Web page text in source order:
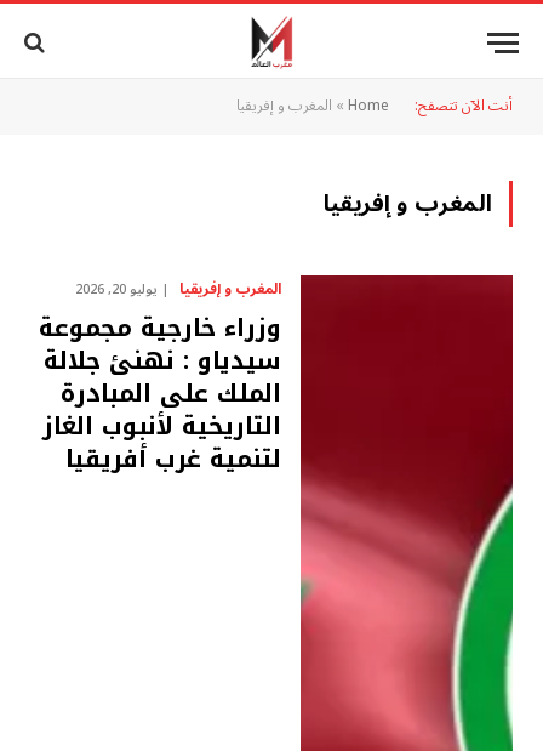
أنت الآن تتصفح: Home
» المغرب و إفريقيا
المغرب و إفريقيا
المغرب و إفريقيا يوليو 20, 2026
وزراء خارجية مجموعة
سيدياو : نهنئ جلالة
الملك على المبادرة
التاريخية لأنبوب الغاز
لتنمية غرب أفريقيا